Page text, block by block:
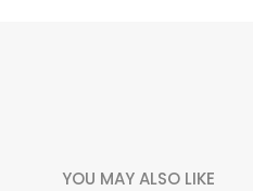
YOU MAY ALSO LIKE